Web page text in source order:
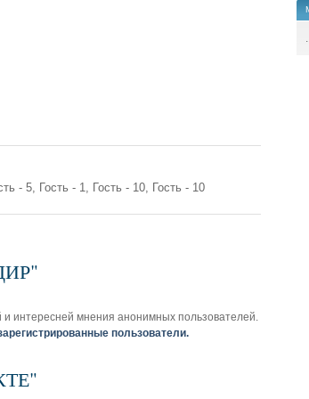
- 5, Гость - 1, Гость - 10, Гость - 10
интересней мнения анонимных пользователей.
пользователи.
.